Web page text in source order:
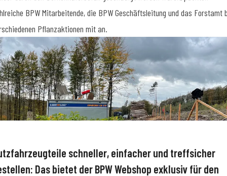
BPW Mitarbeitende, die BPW Geschäftsleitung und das Forstamt
Pflanzaktionen mit an.
schneller, einfacher und treffsicher
Das bietet der BPW Webshop exklusiv für den